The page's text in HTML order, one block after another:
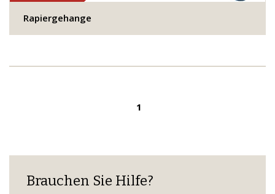
Rapiergehange
1
Brauchen Sie Hilfe?